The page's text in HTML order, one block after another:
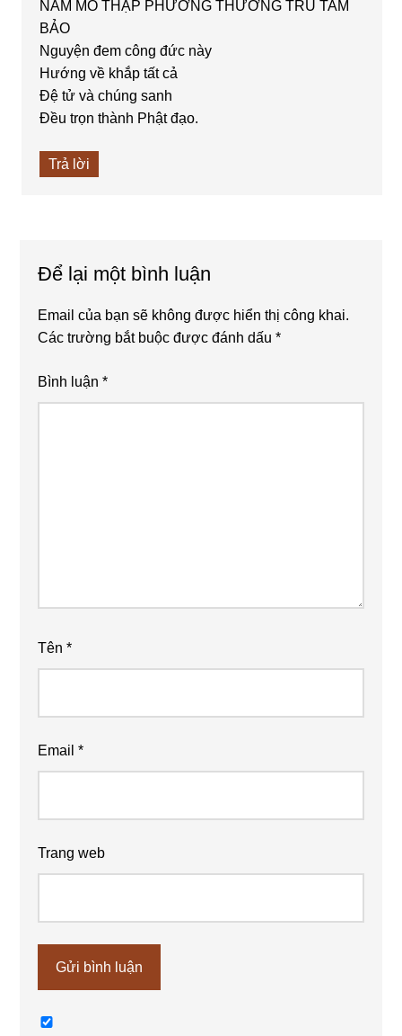
NAM MÔ THẬP PHƯƠNG THƯỜNG TRÚ TAM
BẢO
Nguyện đem công đức này
Hướng về khắp tất cả
Đệ tử và chúng sanh
Đều trọn thành Phật đạo.
Trả lời
Để lại một bình luận
Email của bạn sẽ không được hiển thị công khai.
Các trường bắt buộc được đánh dấu*
Bình luận*
Tên*
Email*
Trang web